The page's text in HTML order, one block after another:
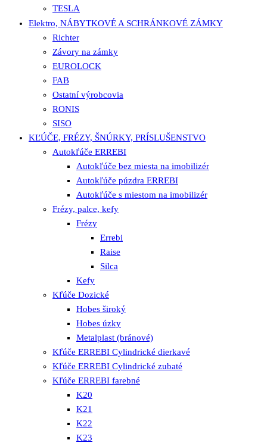
TESLA
Elektro, NÁBYTKOVÉ A SCHRÁNKOVÉ ZÁMKY
Richter
Závory na zámky
EUROLOCK
FAB
Ostatní výrobcovia
RONIS
SISO
KĽÚČE, FRÉZY, ŠNÚRKY, PRÍSLUŠENSTVO
Autokľúče ERREBI
Autokľúče bez miesta na imobilizér
Autokľúče púzdra ERREBI
Autokľúče s miestom na imobilizér
Frézy, palce, kefy
Frézy
Errebi
Raise
Silca
Kefy
Kľúče Dozické
Hobes široký
Hobes úzky
Metalplast (bránové)
Kľúče ERREBI Cylindrické dierkavé
Kľúče ERREBI Cylindrické zubaté
Kľúče ERREBI farebné
K20
K21
K22
K23